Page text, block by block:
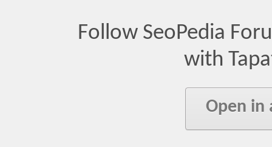
Follow SeoPedia
with
Open in